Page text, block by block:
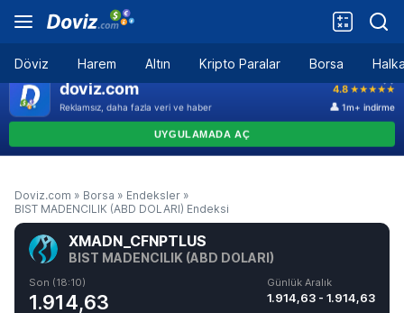
Döviz Harem Altın Kripto Paralar Borsa
Doviz.com » Borsa » Endeksler »
BIST MADENCILIK (ABD DOLARI) Endeksi
XMADN_CFNPTLUS
BIST MADENCILIK (ABD DOLARI)
Son (18:10)
1.914,63
Günlük Aralık
1.914,63 - 1.914,63